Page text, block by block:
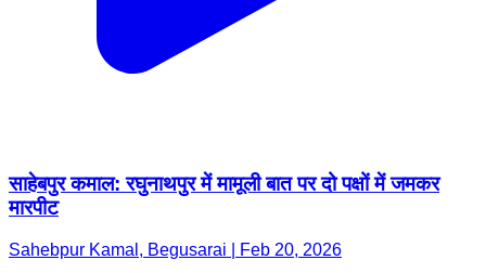
साहेबपुर कमाल: रघुनाथपुर में मामूली बात पर दो पक्षों में जमकर
मारपीट
Sahebpur Kamal, Begusarai | Feb 20, 2026